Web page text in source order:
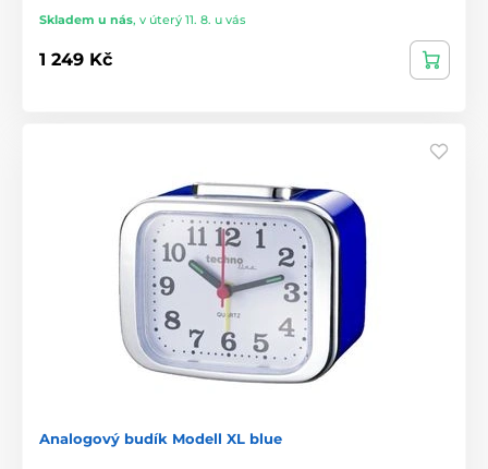
Skladem u nás, v úterý 11. 8. u vás
1 249 Kč
Analogový budík Modell XL blue